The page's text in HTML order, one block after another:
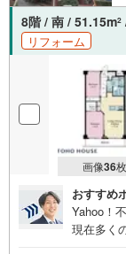
8階 / 南 / 51.15m2
リフォーム
画像36枚
おすすめ
Yahoo！
現在多く